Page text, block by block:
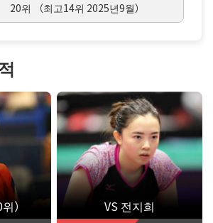
20위 （최고14위 2025년9월）
）
VS 전지희